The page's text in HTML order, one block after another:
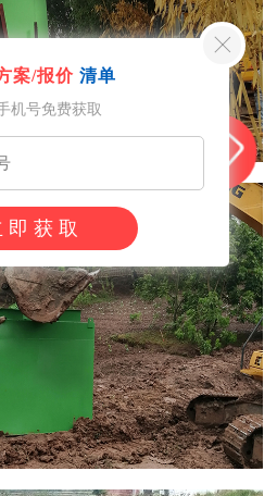
案/报价 清单
机号免费获取
即获取